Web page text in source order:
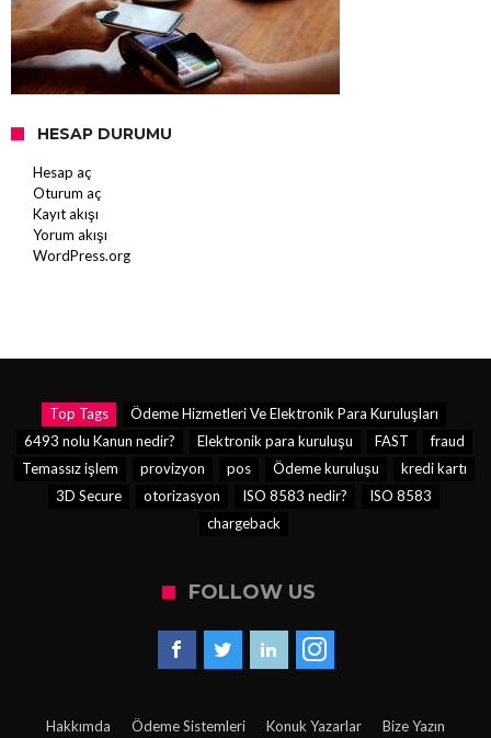
HESAP DURUMU
Hesap aç
Oturum aç
Kayıt akışı
Yorum akışı
WordPress.org
Top Tags
Ödeme Hizmetleri Ve Elektronik Para Kuruluşları
6493 nolu Kanun nedir?
Elektronik para kuruluşu FAST
fraud
Temassız işlem
provizyon pos Ödeme kuruluşu
kredi kartı
3D Secure
otorizasyon ISO 8583 nedir?
ISO 8583
chargeback
FOLLOW US
Hakkımda Ödeme Sistemleri Konuk Yazarlar Bize Yazın